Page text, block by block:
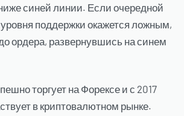
синей линии. Если очередной
уровня поддержки окажется ложным,
ордера, развернувшись на синем
торгует на Форексе и с 2017
в криптовалютном рынке.